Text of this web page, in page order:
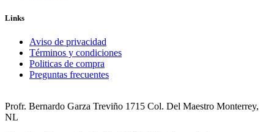
Links
Aviso de privacidad
Términos y condiciones
Politicas de compra
Preguntas frecuentes
Profr. Bernardo Garza Treviño 1715 Col. Del Maestro Monterrey,
NL